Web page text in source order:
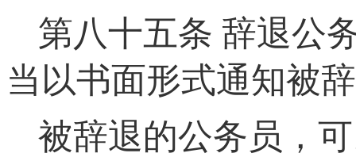
第八十五条 辞退公
当以书面形式通知被
被辞退的公务员，